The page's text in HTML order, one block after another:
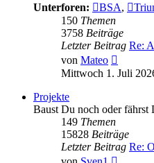
Unterforen:
BSA,
150 Themen
3758 Beiträge
Letzter Beitrag Re:
von Mateo
Beitrag
Mittwoch 1. Juli
Projekte
Baust Du noch oder fährst
149 Themen
15828 Beiträge
Letzter Beitrag Re: